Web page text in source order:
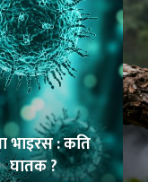
भाइरस : कति
घातक ?